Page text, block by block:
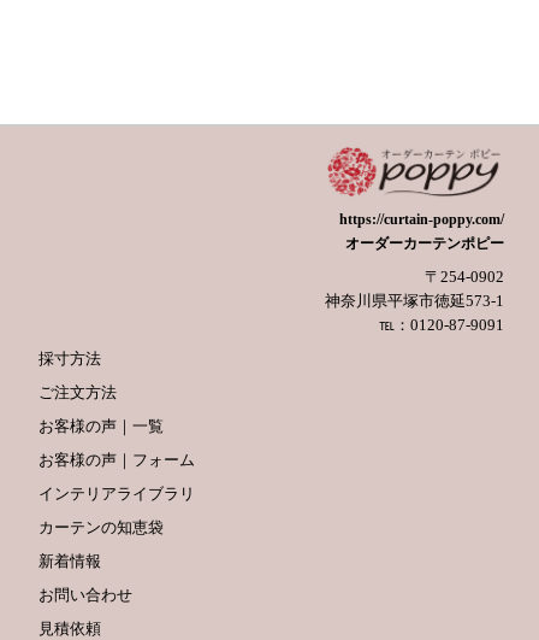
https://curtain-poppy.com/
オーダーカーテンポピー
〒254-0902
神奈川県平塚市徳延573-1
℡：0120-87-9091
採寸方法
ご注文方法
お客様の声｜一覧
お客様の声｜フォーム
インテリアライブラリ
カーテンの知恵袋
新着情報
お問い合わせ
見積依頼